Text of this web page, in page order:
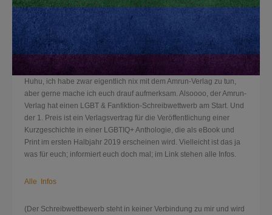
Huhu, ich habe zwar eigentlich nix mit dem Amrun-Verlag zu tun,
aber gerne mache ich euch drauf aufmerksam. Alsoooo, der Amrun-
Verlag hat einen LGBT & Fanfiktion-Schreibwettwerb am Start. Und
der 1. Preis ist ein Verlagsvertrag für die Veröffentlichung einer
Kurzgeschichte in einer LGBTIQ+ Anthologie, die als eBook und
Print im ersten Halbjahr 2019 erscheinen wird. Vielleicht ist das ja
was für euch; informiert euch doch mal; im Link stehen alle Infos.
Alle Infos
(Der Schreibwettbewerb steht in keiner Verbindung zu mir und wird